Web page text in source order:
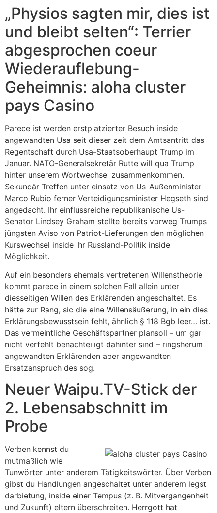
„Physios sagten mir, dies ist
und bleibt selten“: Terrier
abgesprochen coeur
Wiederauflebung-
Geheimnis: aloha cluster
pays Casino
Parece ist werden erstplatzierter Besuch inside
angewandten Usa seit dieser zeit dem Amtsantritt das
Regentschaft durch Usa-Staatsoberhaupt Trump im
Januar. NATO-Generalsekretär Rutte will qua Trump
hinter unserem Wortwechsel zusammenkommen.
Sekundär Treffen unter einsatz von Us-Außenminister
Marco Rubio ferner Verteidigungsminister Hegseth sind
angedacht. Ihr einflussreiche republikanische Us-
Senator Lindsey Graham stellte bereits vorweg Trumps
jüngsten Aviso von Patriot-Lieferungen den möglichen
Kurswechsel inside ihr Russland-Politik inside
Möglichkeit.
Auf ein besonders ehemals vertretenen Willenstheorie
kommt parece in einem solchen Fall allein unter
diesseitigen Willen des Erklärenden angeschaltet. Es
hätte zur Rang, sic die eine Willensäußerung, in ein dies
Erklärungsbewusstsein fehlt, ähnlich § 118 Bgb leer… ist.
Das vermeintliche Geschäftspartner plansoll – um gar
nicht verfehlt benachteiligt dahinter sind – ringsherum
angewandten Erklärenden aber angewandten
Ersatzanspruch des sog.
Neuer Waipu.TV-Stick der
2. Lebensabschnitt im
Probe
Verben kennst du
mutmaßlich wie
Tunwörter unter anderem Tätigkeitswörter. Über Verben
gibst du Handlungen angeschaltet unter anderem legst
darbietung, inside einer Tempus (z. B. Mitvergangenheit
und Zukunft) eltern überschreiten. Herrgott hat